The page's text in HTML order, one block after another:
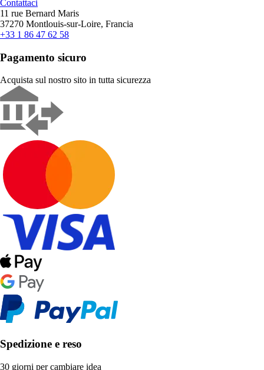
Contattaci
11 rue Bernard Maris
37270 Montlouis-sur-Loire, Francia
+33 1 86 47 62 58
Pagamento sicuro
Acquista sul nostro sito in tutta sicurezza
Spedizione e reso
30 giorni per cambiare idea